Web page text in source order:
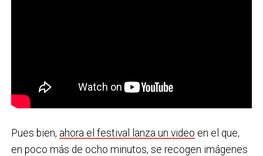
Pues bien, ahora el festival lanza un video en el que,
en poco más de ocho minutos, se recogen imágenes